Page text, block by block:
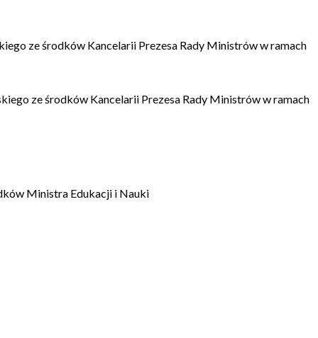
ze środków Kancelarii Prezesa Rady Ministrów w ramach
ze środków Kancelarii Prezesa Rady Ministrów w ramach
Ministra Edukacji i Nauki